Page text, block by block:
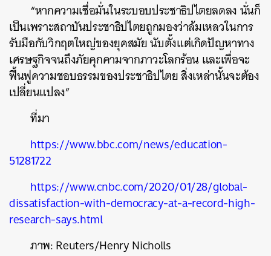
“หากความเชื่อมั่นในระบอบประชาธิปไตยลดลง นั่นก็
เป็นเพราะสถาบันประชาธิปไตยถูกมองว่าล้มเหลวในการ
รับมือกับวิกฤตใหญ่ของยุคสมัย นับตั้งแต่เกิดปัญหาทาง
เศรษฐกิจจนถึงภัยคุกคามจากภาวะโลกร้อน และเพื่อจะ
ฟื้นฟูความชอบธรรมของประชาธิปไตย สิ่งเหล่านั้นจะต้อง
เปลี่ยนแปลง”
ที่มา
https://www.bbc.com/news/education-
51281722
https://www.cnbc.com/2020/01/28/global-
dissatisfaction-with-democracy-at-a-record-high-
research-says.html
ภาพ: Reuters/Henry Nicholls